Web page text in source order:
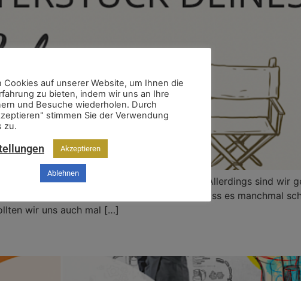
ist, zu lernen und sich weiterzuentwickeln. Allerdings sind wir
Festplatte ist teilweise so eingebrannt, dass es manchmal
wir uns auch mal […]
Cookies auf unserer Website, um Ihnen die
zu bieten, indem wir uns an Ihre
und Besuche wiederholen. Durch
stimmen Sie der Verwendung
zu.
Akzeptieren
Ablehnen